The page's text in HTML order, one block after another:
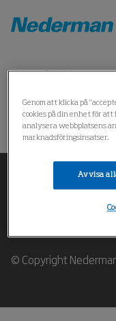
Hem Produkter
操作失败
© Copyright
Genom att klicka på
cookies på din enhet för
analysera webbplatsens
marknadsföringsinsatser.
Avvisa